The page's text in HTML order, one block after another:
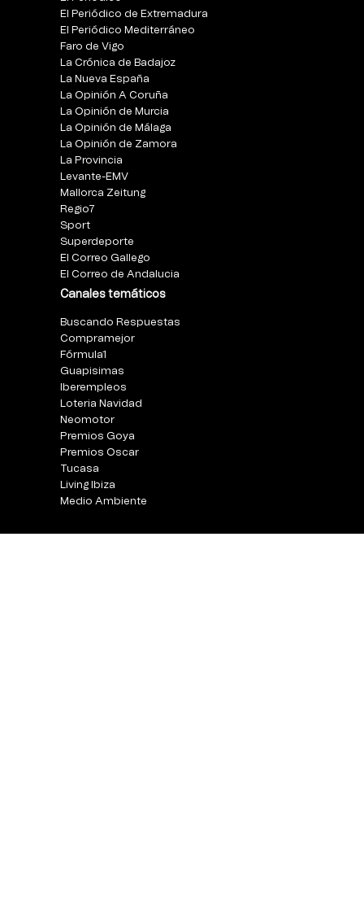
El Periódico de Extremadura
El Periódico Mediterráneo
Faro de Vigo
La Crónica de Badajoz
La Nueva España
La Opinión A Coruña
La Opinión de Murcia
La Opinión de Málaga
La Opinión de Zamora
La Provincia
Levante-EMV
Mallorca Zeitung
Regio7
Sport
Superdeporte
El Correo Gallego
El Correo de Andalucia
Canales temáticos
Buscando Respuestas
Compramejor
Fórmula1
Guapisimas
Iberempleos
Loteria Navidad
Neomotor
Premios Goya
Premios Oscar
Tucasa
Living Ibiza
Medio Ambiente